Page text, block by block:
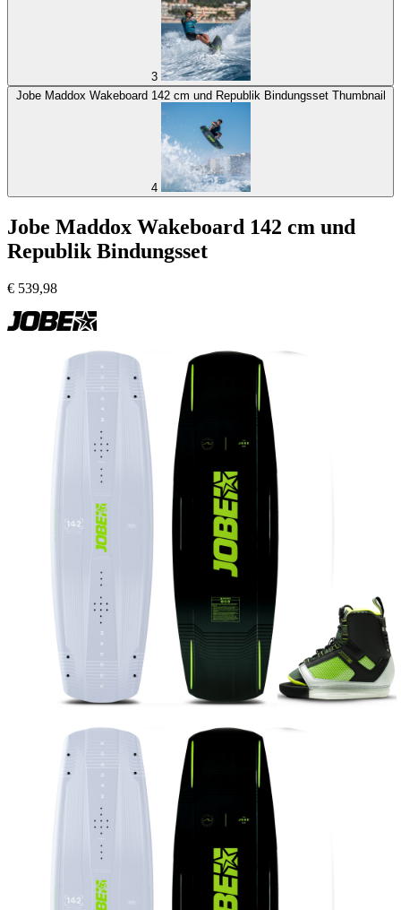
3
Jobe Maddox Wakeboard 142 cm und Republik Bindungsset Thumbnail
4
Jobe Maddox Wakeboard 142 cm und
Republik Bindungsset
€ 539,98